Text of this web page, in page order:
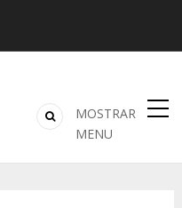
REVISTA
TORNEOS FUNBRIDGE
MOSTRAR
MENU